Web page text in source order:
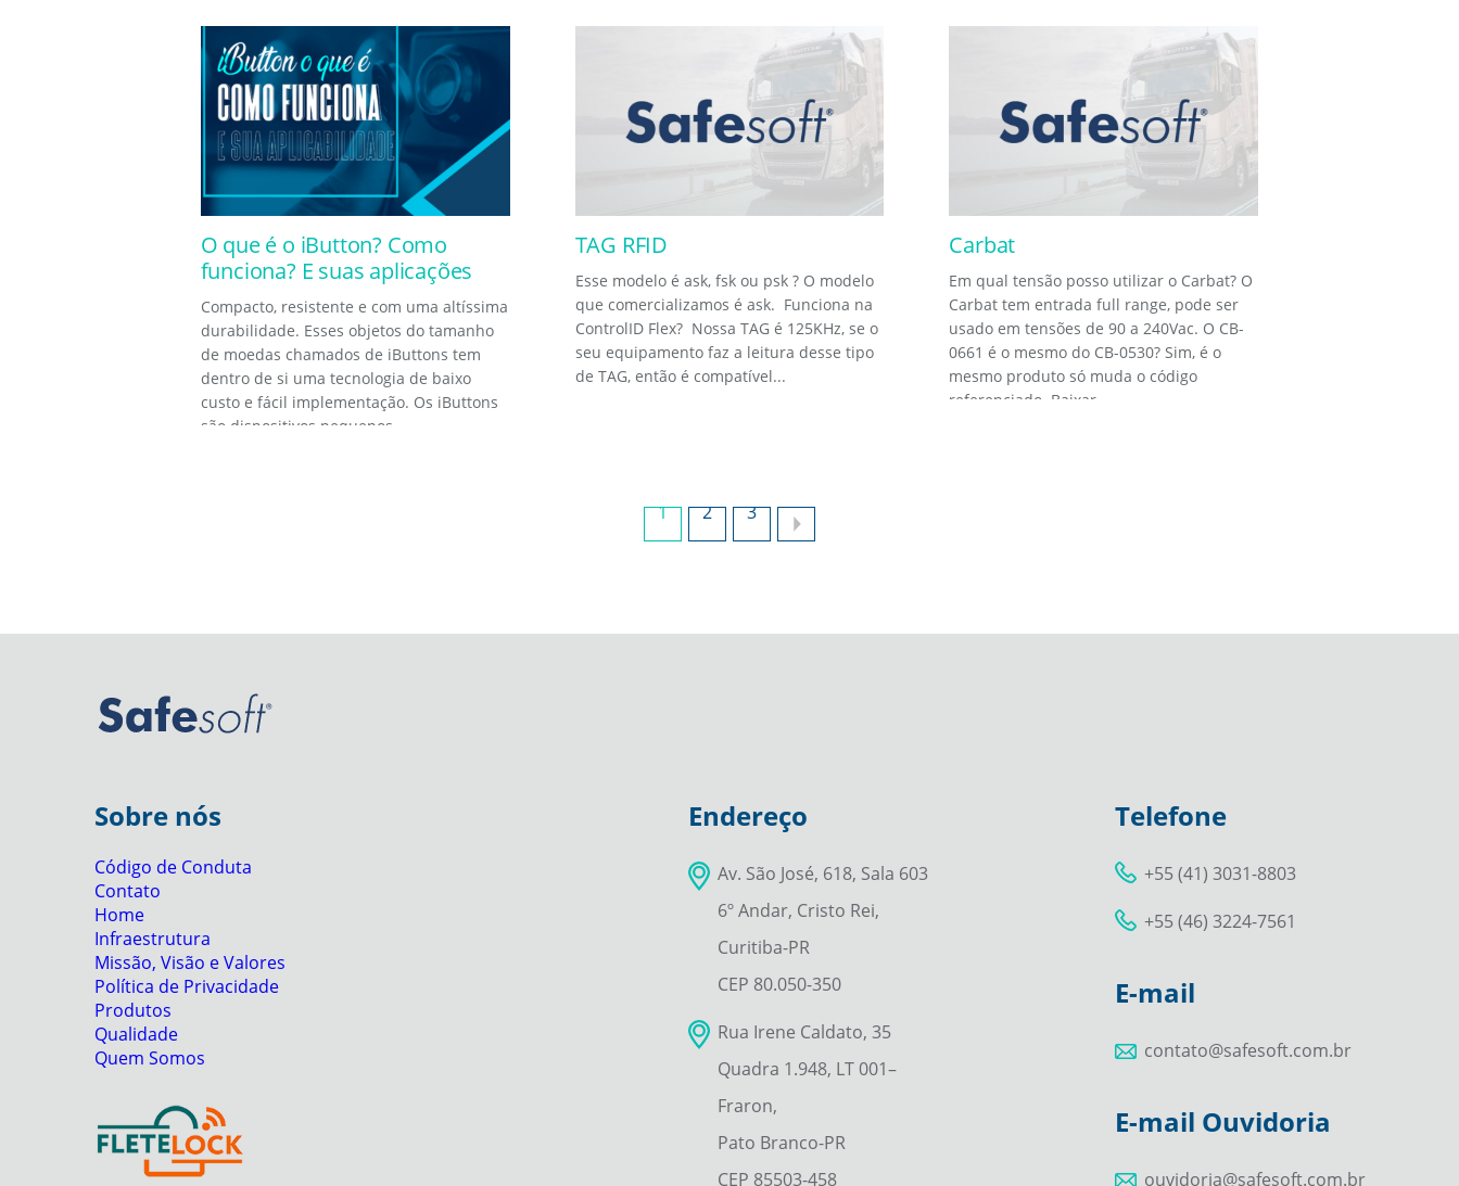
O que é o iButton? Como
funciona? E suas aplicações
Compacto, resistente e com uma altíssima
durabilidade. Esses objetos do tamanho
de moedas chamados de iButtons tem
dentro de si uma tecnologia de baixo
custo e fácil implementação. Os iButtons
são dispositivos pequenos...
TAG RFID
Esse modelo é ask, fsk ou psk ? O modelo
que comercializamos é ask. Funciona na
ControlID Flex? Nossa TAG é 125KHz, se o
seu equipamento faz a leitura desse tipo
de TAG, então é compatível...
Carbat
Em qual tensão posso utilizar o Carbat? O
Carbat tem entrada full range, pode ser
usado em tensões de 90 a 240Vac. O CB-
0661 é o mesmo do CB-0530? Sim, é o
mesmo produto só muda o código
referenciado. Baixar...
1 2 3
Sobre nós
Código de Conduta
Contato
Home
Infraestrutura
Missão, Visão e Valores
Política de Privacidade
Produtos
Qualidade
Quem Somos
Endereço
Av. São José, 618, Sala 603
6º Andar, Cristo Rei,
Curitiba-PR
CEP 80.050-350
Rua Irene Caldato, 35
Quadra 1.948, LT 001–
Fraron,
Pato Branco-PR
CEP 85503-458
Telefone
+55 (41) 3031-8803
+55 (46) 3224-7561
E-mail
contato@safesoft.com.br
E-mail Ouvidoria
ouvidoria@safesoft.com.br